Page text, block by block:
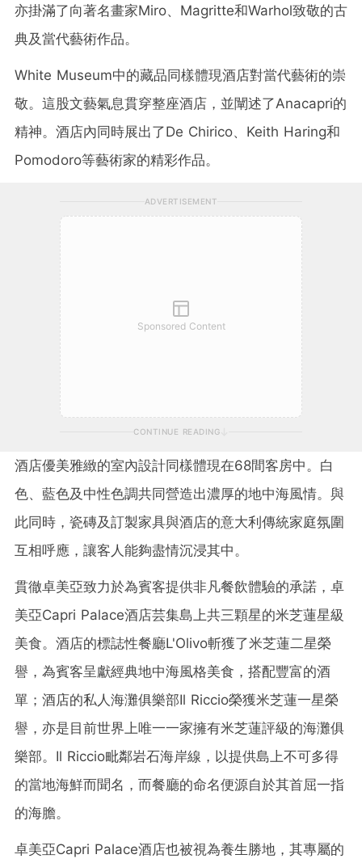
亦掛滿了向著名畫家Miro、Magritte和Warhol致敬的古
典及當代藝術作品。
White Museum中的藏品同樣體現酒店對當代藝術的崇
敬。這股文藝氣息貫穿整座酒店，並闡述了Anacapri的
精神。酒店內同時展出了De Chirico、Keith Haring和
Pomodoro等藝術家的精彩作品。
ADVERTISEMENT
Sponsored Content
CONTINUE READING
酒店優美雅緻的室內設計同樣體現在68間客房中。白
色、藍色及中性色調共同營造出濃厚的地中海風情。與
此同時，瓷磚及訂製家具與酒店的意大利傳統家庭氛圍
互相呼應，讓客人能夠盡情沉浸其中。
貫徹卓美亞致力於為賓客提供非凡餐飲體驗的承諾，卓
美亞Capri Palace酒店芸集島上共三顆星的米芝蓮星級
美食。酒店的標誌性餐廳L'Olivo斬獲了米芝蓮二星榮
譽，為賓客呈獻經典地中海風格美食，搭配豐富的酒
單；酒店的私人海灘俱樂部Il Riccio榮獲米芝蓮一星榮
譽，亦是目前世界上唯一一家擁有米芝蓮評級的海灘俱
樂部。Il Riccio毗鄰岩石海岸線，以提供島上不可多得
的當地海鮮而聞名，而餐廳的命名便源自於其首屈一指
的海膽。
卓美亞Capri Palace酒店也被視為養生勝地，其專屬的